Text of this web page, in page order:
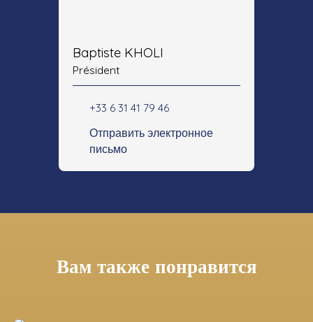
Baptiste KHOLI
Président
+33 6 31 41 79 46
Отправить электронное
письмо
Вам также понравится